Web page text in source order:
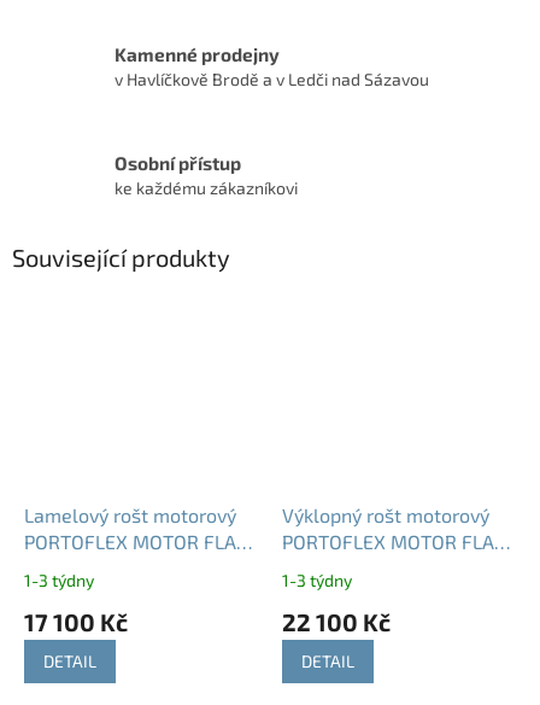
Kamenné prodejny
v Havlíčkově Brodě a v Ledči nad Sázavou
Osobní přístup
ke každému zákazníkovi
Související produkty
Lamelový rošt motorový
PORTOFLEX MOTOR FLAT
1-3 týdny
17 100 Kč
DETAIL
Výklopný rošt motorový
PORTOFLEX MOTOR FLAT
kabelovým ovládáním
1-3 týdny
22 100 Kč
DETAIL